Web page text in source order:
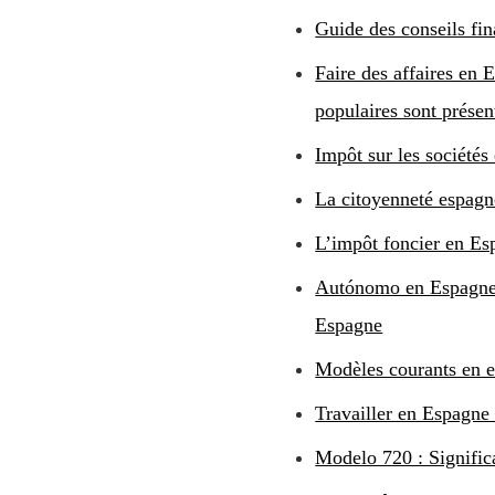
Guide des conseils
Faire des affaires en
populaires sont
Impôt sur les sociétés
La citoyenneté
L’impôt foncier en
Autónomo en
Espagne
Modèles courants en
Travailler en
Modelo 720 :